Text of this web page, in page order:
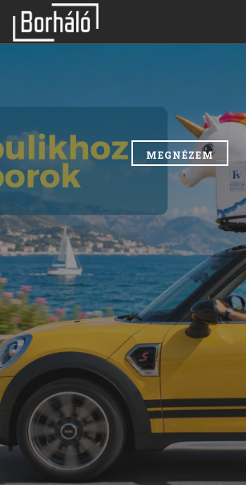
BORÁSZATOK
AJÁNLATAINK
BORHÁLÓ KÁRTYA
BLOG
ÜZLETET NYITNÉK
MEGNÉZEM